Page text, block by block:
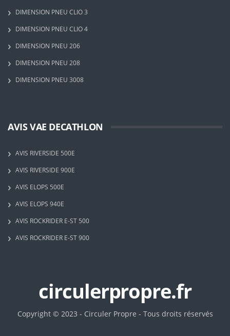
DIMENSION PNEU CLIO 3
DIMENSION PNEU CLIO 4
DIMENSION PNEU 206
DIMENSION PNEU 208
DIMENSION PNEU 3008
AVIS VAE DECATHLON
AVIS RIVERSIDE 500E
AVIS RIVERSIDE 900E
AVIS ELOPS 500E
AVIS ELOPS 940E
AVIS ROCKRIDER E-ST 500
AVIS ROCKRIDER E-ST 900
circulerpropre.fr
Copyright © 2023 - Circuler Propre - Tous droits réservés